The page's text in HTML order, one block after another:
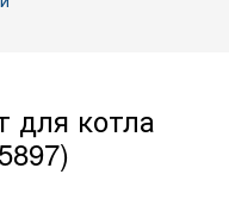
для котла